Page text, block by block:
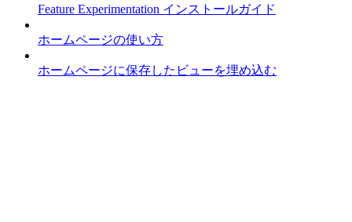
Feature Experimentation インストールガイド
ホームページの使い方
ホームページに保存したビューを埋め込む